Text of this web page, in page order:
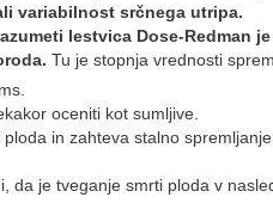
variabilnost srčnega utripa.
lestvica Dose-Redman
Tu je stopnja vrednosti
oceniti kot sumljive.
in zahteva stalno
da je tveganje smrti ploda v